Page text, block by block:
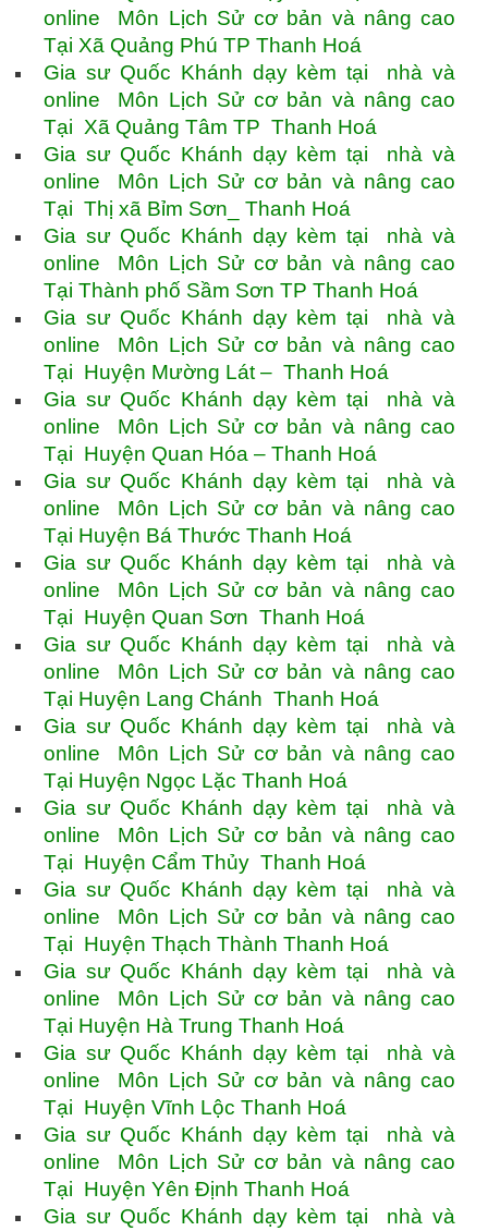
online Môn Lịch Sử cơ bản và nâng cao
Tại Xã Quảng Phú TP Thanh Hoá
Gia sư Quốc Khánh dạy kèm tại nhà và
online Môn Lịch Sử cơ bản và nâng cao
Tại Xã Quảng Tâm TP Thanh Hoá
Gia sư Quốc Khánh dạy kèm tại nhà và
online Môn Lịch Sử cơ bản và nâng cao
Tại Thị xã Bỉm Sơn_ Thanh Hoá
Gia sư Quốc Khánh dạy kèm tại nhà và
online Môn Lịch Sử cơ bản và nâng cao
Tại Thành phố Sầm Sơn TP Thanh Hoá
Gia sư Quốc Khánh dạy kèm tại nhà và
online Môn Lịch Sử cơ bản và nâng cao
Tại Huyện Mường Lát – Thanh Hoá
Gia sư Quốc Khánh dạy kèm tại nhà và
online Môn Lịch Sử cơ bản và nâng cao
Tại Huyện Quan Hóa – Thanh Hoá
Gia sư Quốc Khánh dạy kèm tại nhà và
online Môn Lịch Sử cơ bản và nâng cao
Tại Huyện Bá Thước Thanh Hoá
Gia sư Quốc Khánh dạy kèm tại nhà và
online Môn Lịch Sử cơ bản và nâng cao
Tại Huyện Quan Sơn Thanh Hoá
Gia sư Quốc Khánh dạy kèm tại nhà và
online Môn Lịch Sử cơ bản và nâng cao
Tại Huyện Lang Chánh Thanh Hoá
Gia sư Quốc Khánh dạy kèm tại nhà và
online Môn Lịch Sử cơ bản và nâng cao
Tại Huyện Ngọc Lặc Thanh Hoá
Gia sư Quốc Khánh dạy kèm tại nhà và
online Môn Lịch Sử cơ bản và nâng cao
Tại Huyện Cẩm Thủy Thanh Hoá
Gia sư Quốc Khánh dạy kèm tại nhà và
online Môn Lịch Sử cơ bản và nâng cao
Tại Huyện Thạch Thành Thanh Hoá
Gia sư Quốc Khánh dạy kèm tại nhà và
online Môn Lịch Sử cơ bản và nâng cao
Tại Huyện Hà Trung Thanh Hoá
Gia sư Quốc Khánh dạy kèm tại nhà và
online Môn Lịch Sử cơ bản và nâng cao
Tại Huyện Vĩnh Lộc Thanh Hoá
Gia sư Quốc Khánh dạy kèm tại nhà và
online Môn Lịch Sử cơ bản và nâng cao
Tại Huyện Yên Định Thanh Hoá
Gia sư Quốc Khánh dạy kèm tại nhà và